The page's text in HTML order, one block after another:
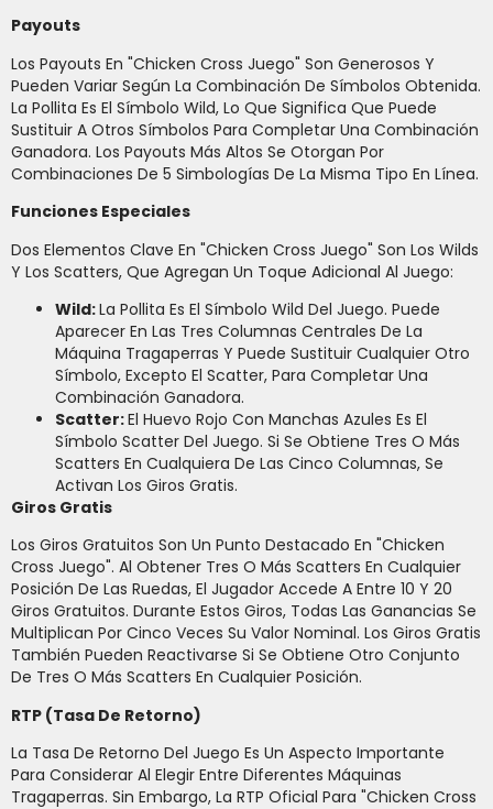
Payouts
Los Payouts En "Chicken Cross Juego" Son Generosos Y
Pueden Variar Según La Combinación De Símbolos Obtenida.
La Pollita Es El Símbolo Wild, Lo Que Significa Que Puede
Sustituir A Otros Símbolos Para Completar Una Combinación
Ganadora. Los Payouts Más Altos Se Otorgan Por
Combinaciones De 5 Simbologías De La Misma Tipo En Línea.
Funciones Especiales
Dos Elementos Clave En "Chicken Cross Juego" Son Los Wilds
Y Los Scatters, Que Agregan Un Toque Adicional Al Juego:
Wild:La Pollita Es El Símbolo Wild Del Juego. Puede
Aparecer En Las Tres Columnas Centrales De La
Máquina Tragaperras Y Puede Sustituir Cualquier Otro
Símbolo, Excepto El Scatter, Para Completar Una
Combinación Ganadora.
Scatter:El Huevo Rojo Con Manchas Azules Es El
Símbolo Scatter Del Juego. Si Se Obtiene Tres O Más
Scatters En Cualquiera De Las Cinco Columnas, Se
Activan Los Giros Gratis.
Giros Gratis
Los Giros Gratuitos Son Un Punto Destacado En "Chicken
Cross Juego". Al Obtener Tres O Más Scatters En Cualquier
Posición De Las Ruedas, El Jugador Accede A Entre 10 Y 20
Giros Gratuitos. Durante Estos Giros, Todas Las Ganancias Se
Multiplican Por Cinco Veces Su Valor Nominal. Los Giros Gratis
También Pueden Reactivarse Si Se Obtiene Otro Conjunto
De Tres O Más Scatters En Cualquier Posición.
RTP (Tasa De Retorno)
La Tasa De Retorno Del Juego Es Un Aspecto Importante
Para Considerar Al Elegir Entre Diferentes Máquinas
Tragaperras. Sin Embargo, La RTP Oficial Para "Chicken Cross